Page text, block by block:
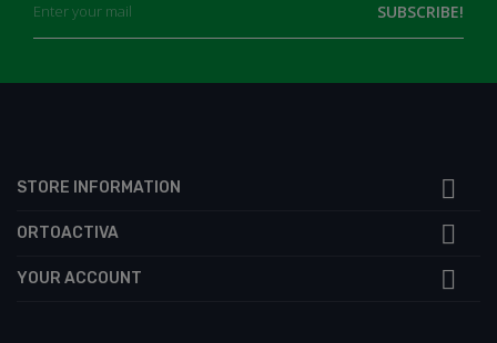
STORE INFORMATION 
ORTOACTIVA 
YOUR ACCOUNT 